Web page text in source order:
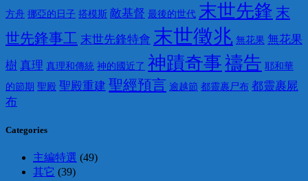
方舟 挪亞的日子 搭模斯 敵基督 最後的世代 末世先鋒 末
世先鋒事工 末世先鋒特會 末世徵兆 無花果 無花果
樹 真理 真理和傳統 神的國近了 神蹟奇事禱告 耶和華
的節期 聖殿 聖殿重建 聖經預言 逾越節 都靈裹尸布 都靈裹屍
布
Categories
主編特選 (49)
其它 (39)